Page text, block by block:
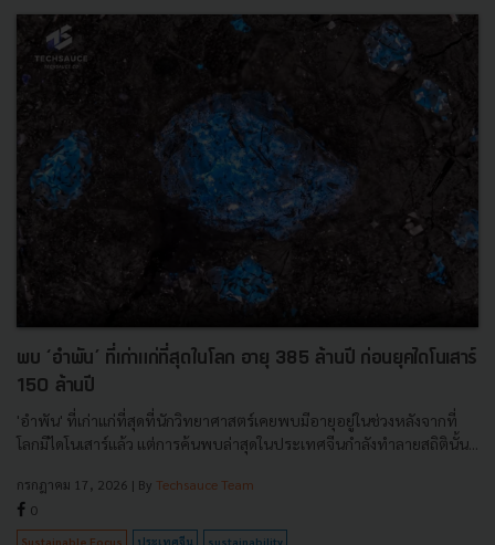
พบ ‘อำพัน’ ที่เก่าแก่ที่สุดในโลก อายุ 385 ล้านปี ก่อนยุคไดโนเสาร์
150 ล้านปี
'อำพัน' ที่เก่าแก่ที่สุดที่นักวิทยาศาสตร์เคยพบมีอายุอยู่ในช่วงหลังจากที่
โลกมีไดโนเสาร์แล้ว แต่การค้นพบล่าสุดในประเทศจีนกำลังทำลายสถิตินั้น...
กรกฎาคม 17, 2026 | By Techsauce Team
0
Sustainable Focus ประเทศจีน sustainability